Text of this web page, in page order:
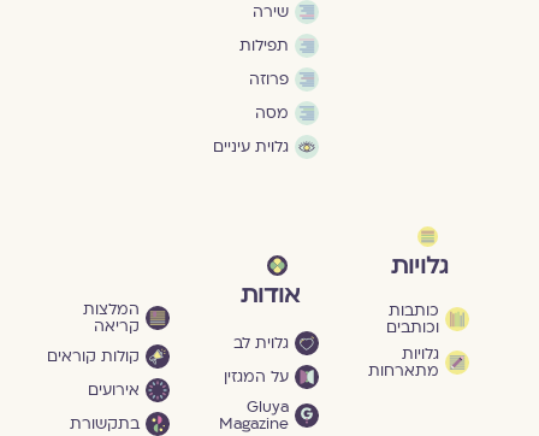
שירה
תפילות
פרוזה
מסה
גלוית עיניים
גלויות
כותבות
וכותבים
גלויות
מתארחות
אודות
גלוית לב
על המגזין
Gluya
Magazine
המלצות
קריאה
קולות קוראים
אירועים
בתקשורת